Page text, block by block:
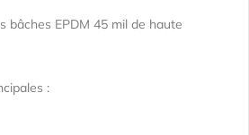
bâches EPDM 45 mil de haute
: